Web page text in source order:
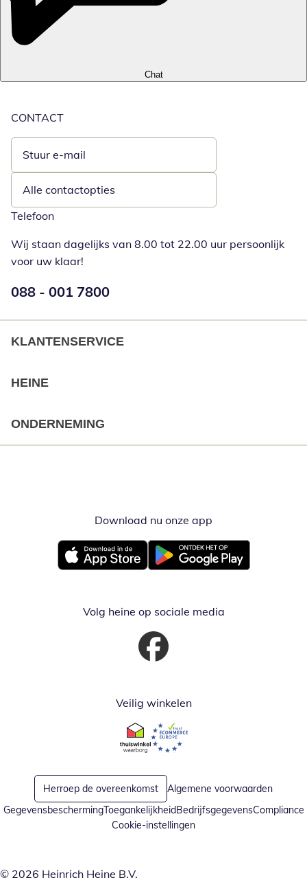
Chat
CONTACT
Stuur e-mail
Opent e-mailclient
Alle contactopties
Telefoon
Wij staan dagelijks van 8.00 tot 22.00 uur persoonlijk
voor uw klaar!
Telefoonnummer:
088 - 001 7800
KLANTENSERVICE
HEINE
ONDERNEMING
Download nu onze app
Opent in nieuw vensterOpent in nieuw venster
Volg heine op sociale media
Opent in nieuw venster
Veilig winkelen
Opent in nieuw venster
Opent in nieuw venster
Herroep de overeenkomst
Algemene voorwaarden
GegevensbeschermingToegankelijkheidBedrijfsgegevensCompliance
Cookie-instellingen
© 2026 Heinrich Heine B.V.